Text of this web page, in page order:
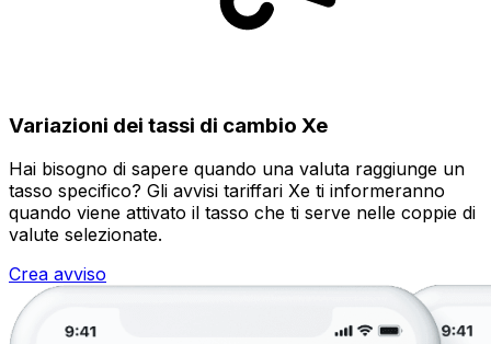
Variazioni dei tassi di cambio Xe
Hai bisogno di sapere quando una valuta raggiunge un
tasso specifico? Gli avvisi tariffari Xe ti informeranno
quando viene attivato il tasso che ti serve nelle coppie di
valute selezionate.
Crea avviso